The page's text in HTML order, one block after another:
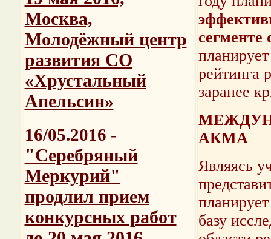
Москва,
Молодёжный центр
развития CО
«Хрустальный
Апельсин»
16/05.2016 -
"Серебряный
Меркурий"
продлил прием
конкурсных работ
сегменте
рейтинга
заранее
АКМА
Являясь
базу